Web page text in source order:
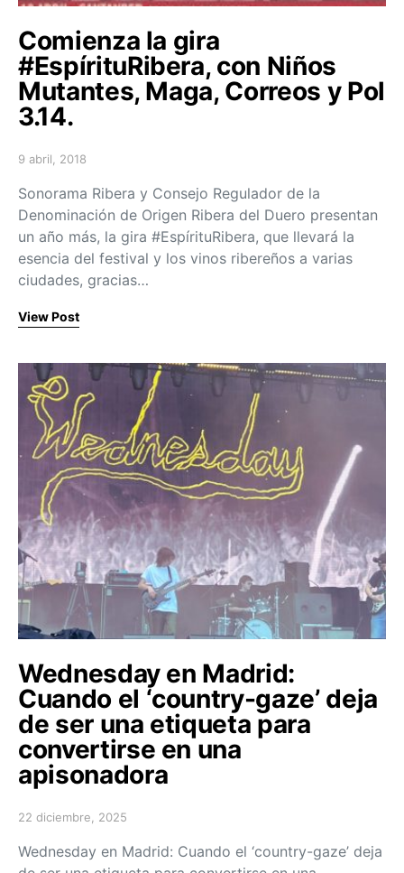
Comienza la gira
#EspírituRibera, con Niños
Mutantes, Maga, Correos y Pol
3.14.
Posted on
9 abril, 2018
Sonorama Ribera y Consejo Regulador de la
Denominación de Origen Ribera del Duero presentan
un año más, la gira #EspírituRibera, que llevará la
esencia del festival y los vinos ribereños a varias
ciudades, gracias…
View Post
Wednesday en Madrid:
Cuando el ‘country-gaze’ deja
de ser una etiqueta para
convertirse en una
apisonadora
Posted on
22 diciembre, 2025
Wednesday en Madrid: Cuando el ‘country-gaze’ deja